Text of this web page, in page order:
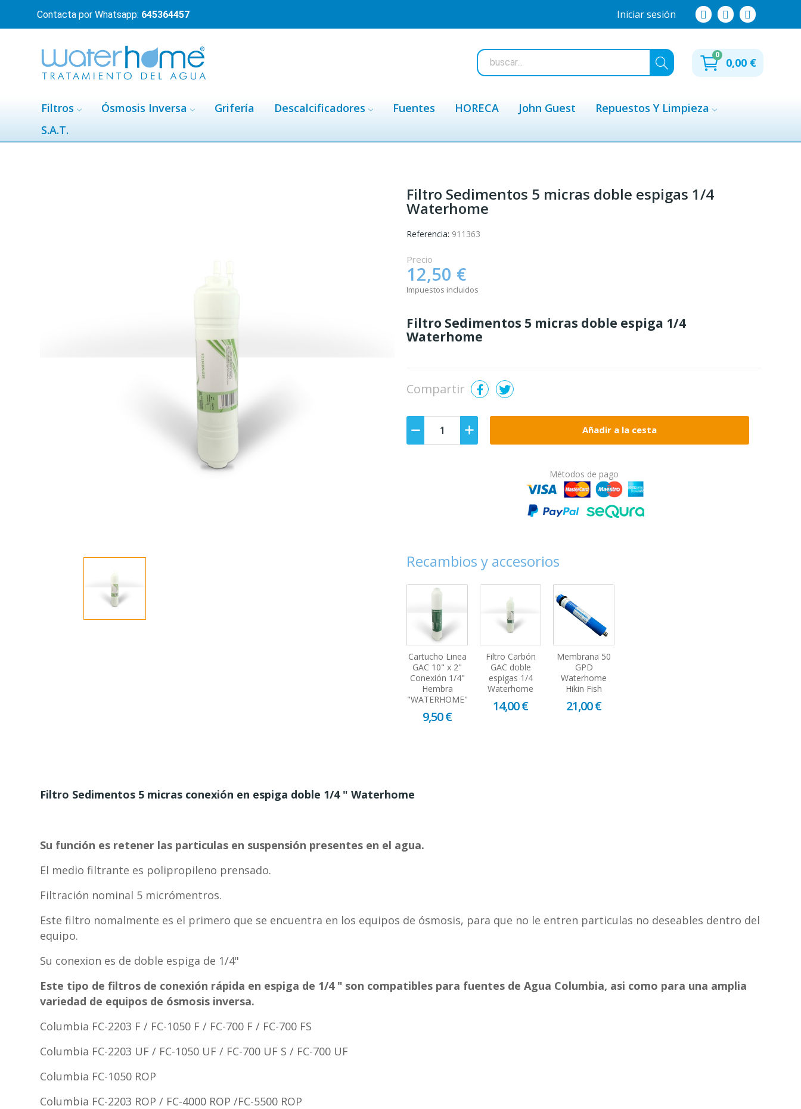
Contacta por Whatsapp: 645364457 Iniciar sesión
0,00 €
0
Filtros Ósmosis Inversa Grifería Descalcificadores Fuentes HORECA John Guest
Repuestos Y Limpieza
S.A.T.
Filtro Sedimentos 5 micras doble espigas 1/4
Waterhome
Referencia: 911363
Precio
12,50 €
Impuestos incluidos
Filtro Sedimentos 5 micras doble espiga 1/4
Waterhome
Compartir
Añadir a la cesta
Métodos de pago
Recambios y accesorios
Cartucho Linea
GAC 10" x 2"
Conexión 1/4"
Hembra
"WATERHOME"
9,50 €
Filtro Carbón
GAC doble
espigas 1/4
Waterhome
14,00 €
Membrana 50
GPD
Waterhome
Hikin Fish
21,00 €
Filtro Sedimentos 5 micras conexión en espiga doble 1/4 " Waterhome
Su función es retener las particulas en suspensión presentes en el agua.
El medio filtrante es polipropileno prensado.
Filtración nominal 5 micrómentros.
Este filtro nomalmente es el primero que se encuentra en los equipos de ósmosis, para que no le entren particulas no deseables dentro del
equipo.
Su conexion es de doble espiga de 1/4"
Este tipo de filtros de conexión rápida en espiga de 1/4 " son compatibles para fuentes de Agua Columbia, asi como para una amplia
variedad de equipos de ósmosis inversa.
Columbia FC-2203 F / FC-1050 F / FC-700 F / FC-700 FS
Columbia FC-2203 UF / FC-1050 UF / FC-700 UF S / FC-700 UF
Columbia FC-1050 ROP
Columbia FC-2203 ROP / FC-4000 ROP /FC-5500 ROP